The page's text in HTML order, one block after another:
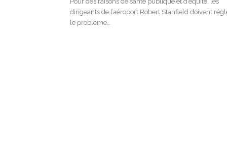
dirigeants de l’aéroport Robert Stanfield doivent
le problème…